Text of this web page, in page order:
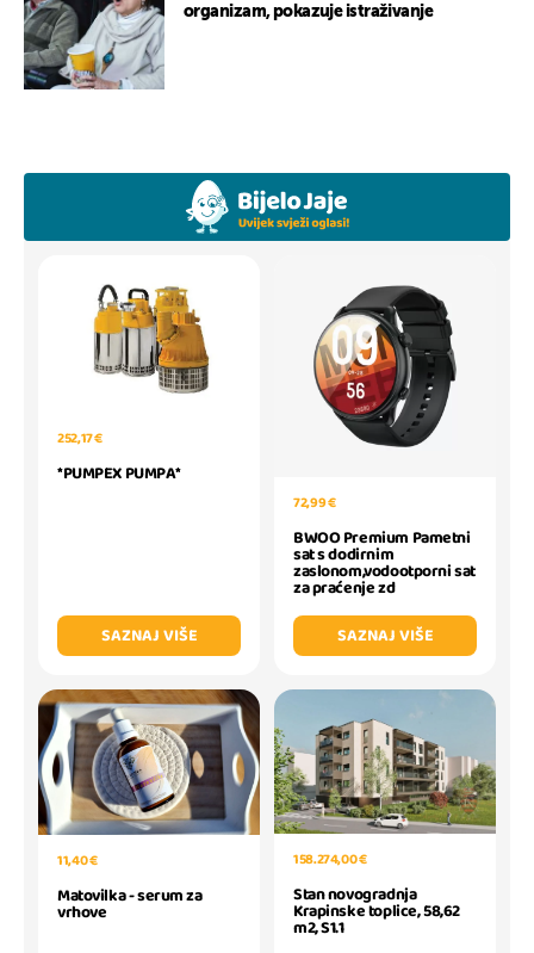
organizam, pokazuje istraživanje
252,17 €
*PUMPEX PUMPA*
SAZNAJ VIŠE
72,99 €
BWOO Premium Pametni
sat s dodirnim
zaslonom,vodootporni sat
za praćenje zd
SAZNAJ VIŠE
11,40 €
Matovilka - serum za
vrhove
158.274,00 €
Stan novogradnja
Krapinske toplice, 58,62
m2, S1.1